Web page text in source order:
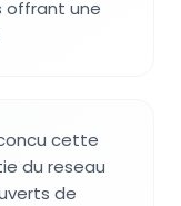
offrant une
cette
du reseau
de